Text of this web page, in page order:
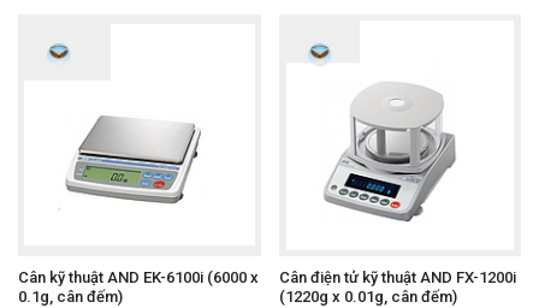
Cân kỹ thuật AND EK-6100i (6000 x
0.1g, cân đếm)
Cân điện tử kỹ thuật AND FX-1200i
(1220g x 0.01g, cân đếm)